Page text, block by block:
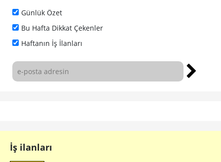
Günlük Özet
Bu Hafta Dikkat Çekenler
Haftanın İş İlanları
İş ilanları